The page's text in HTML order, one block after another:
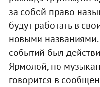
за собой право
будут работать в
новыми названиями.
событий был
Ярмолой, но
говорится в